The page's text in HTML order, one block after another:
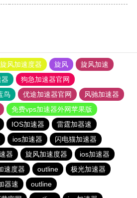
旋风加速度器 旋风
旋风加速
狗急加速器官网
鸟 优途加速器官网
风驰加速器
免费vps加速器外网苹果版
IOS加速器
雷霆加器速
ios加速器
闪电猫加速器
器 旋风加速度器
ios加速器
速度器 outline
极光加速器
器速
outline